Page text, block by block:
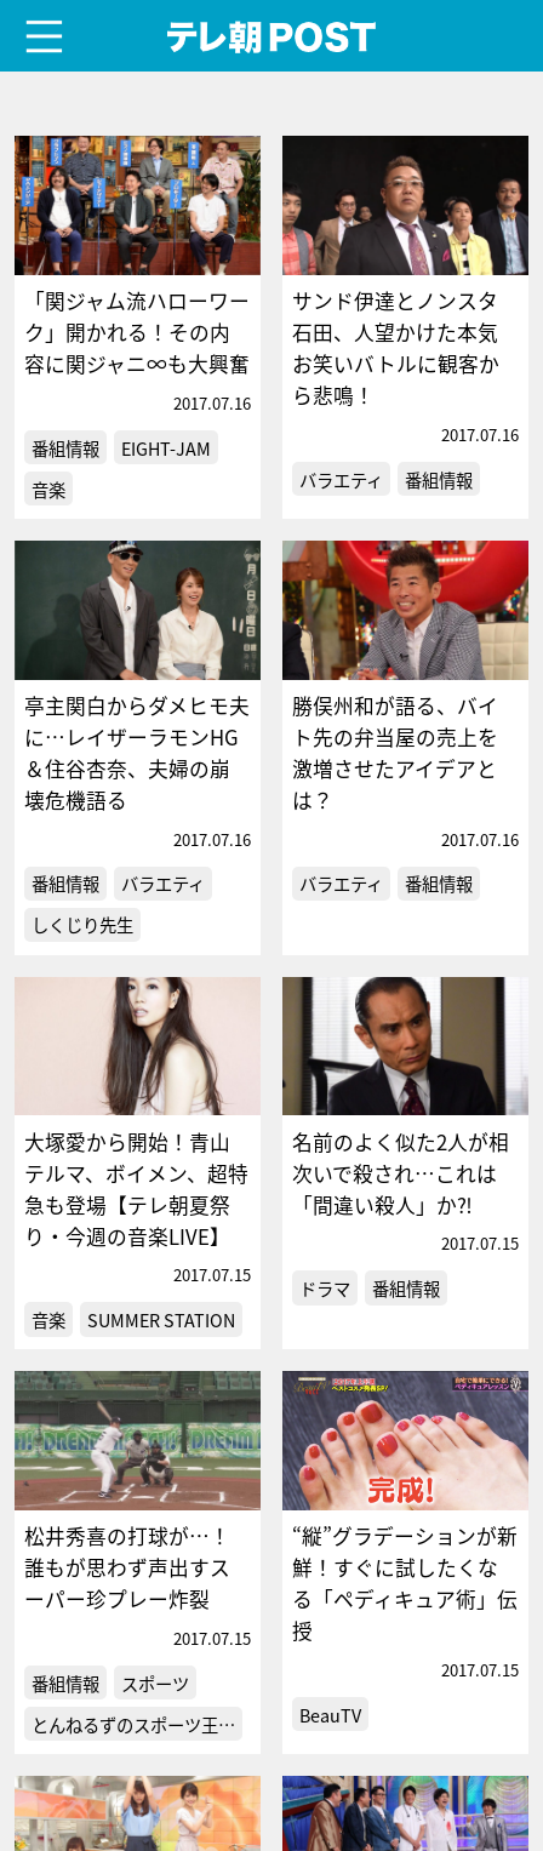
「関ジャム流ハローワー
ク」開かれる！その内
容に関ジャニ∞も大興奮
2017.07.16
番組情報
EIGHT-JAM
音楽
サンド伊達とノンスタ
石田、人望かけた本気
お笑いバトルに観客か
ら悲鳴！
2017.07.16
バラエティ 番組情報
亭主関白からダメヒモ夫
に…レイザーラモンHG
＆住谷杏奈、夫婦の崩
壊危機語る
2017.07.16
番組情報
バラエティ
しくじり先生
勝俣州和が語る、バイ
ト先の弁当屋の売上を
激増させたアイデアと
は？
2017.07.16
バラエティ 番組情報
大塚愛から開始！青山
テルマ、ボイメン、超特
急も登場【テレ朝夏祭
り・今週の音楽LIVE】
2017.07.15
音楽 SUMMER STATION
名前のよく似た2人が相
次いで殺され…これは
「間違い殺人」か⁈
2017.07.15
ドラマ 番組情報
松井秀喜の打球が…！
誰もが思わず声出すス
ーパー珍プレー炸裂
2017.07.15
番組情報
スポーツ
とんねるずのスポーツ王…
“縦”グラデーションが新
鮮！すぐに試したくな
る「ペディキュア術」伝
授
2017.07.15
BeauTV